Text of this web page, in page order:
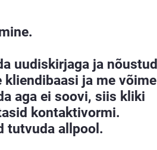
uudiskirjaga ja nõustud
ja me võime
aga ei soovi, siis kliki
kontaktivormi.
tutvuda allpool.